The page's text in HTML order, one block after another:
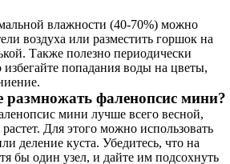
влажности (40-70%) можно
воздуха или разместить горшок на
Также полезно периодически
избегайте попадания воды на цветы,
фаленопсис мини?
мини лучше всего весной,
Для этого можно использовать
деление куста. Убедитесь, что на
бы один узел, и дайте им подсохнуть